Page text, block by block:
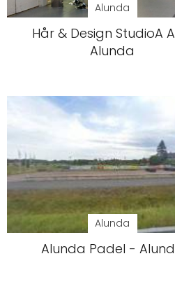
Alunda
Hår & Design StudioA
Alunda
Alunda
Alunda Padel -